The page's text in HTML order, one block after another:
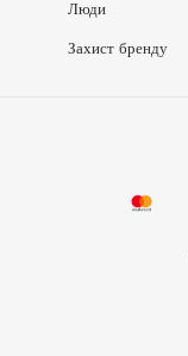
Люди
Захист бренду